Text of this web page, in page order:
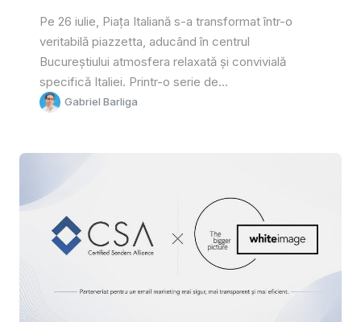
Pe 26 iulie, Piața Italiană s-a transformat într-o
veritabilă piazzetta, aducând în centrul
Bucureștiului atmosfera relaxată și convivială
specifică Italiei. Printr-o serie de...
Gabriel Barliga